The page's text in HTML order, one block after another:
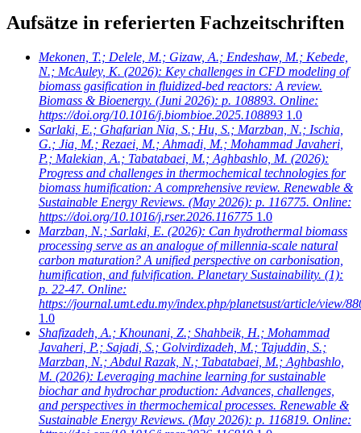
Aufsätze in referierten Fachzeitschriften
Mekonen, T.; Delele, M.; Gizaw, A.; Endeshaw, M.; Kebede,
N.; McAuley, K. (2026): Key challenges in CFD modeling of
biomass gasification in fluidized-bed reactors: A review.
Biomass & Bioenergy. (Juni 2026): p. 108893. Online:
https://doi.org/10.1016/j.biombioe.2025.108893 1.0
Sarlaki, E.; Ghafarian Nia, S.; Hu, S.; Marzban, N.; Ischia,
G.; Jia, M.; Rezaei, M.; Ahmadi, M.; Mohammad Javaheri,
P.; Malekian, A.; Tabatabaei, M.; Aghbashlo, M. (2026):
Progress and challenges in thermochemical technologies for
biomass humification: A comprehensive review. Renewable &
Sustainable Energy Reviews. (May 2026): p. 116775. Online:
https://doi.org/10.1016/j.rser.2026.116775 1.0
Marzban, N.; Sarlaki, E. (2026): Can hydrothermal biomass
processing serve as an analogue of millennia-scale natural
carbon maturation? A unified perspective on carbonisation,
humification, and fulvification. Planetary Sustainability. (1):
p. 22-47. Online:
https://journal.umt.edu.my/index.php/planetsust/article/view/
1.0
Shafizadeh, A.; Khounani, Z.; Shahbeik, H.; Mohammad
Javaheri, P.; Sajadi, S.; Golvirdizadeh, M.; Tajuddin, S.;
Marzban, N.; Abdul Razak, N.; Tabatabaei, M.; Aghbashlo,
M. (2026): Leveraging machine learning for sustainable
biochar and hydrochar production: Advances, challenges,
and perspectives in thermochemical processes. Renewable &
Sustainable Energy Reviews. (May 2026): p. 116819. Online: